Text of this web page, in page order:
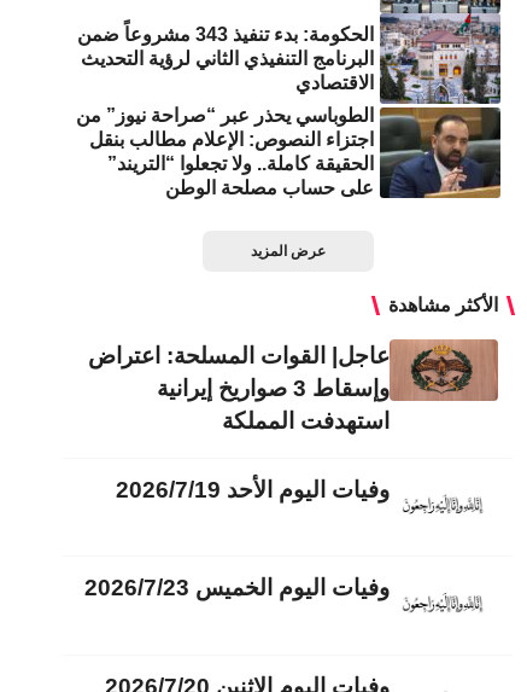
الحكومة: بدء تنفيذ 343 مشروعاً ضمن
البرنامج التنفيذي الثاني لرؤية التحديث
الاقتصادي
الطوباسي يحذر عبر “صراحة نيوز” من
اجتزاء النصوص: الإعلام مطالب بنقل
الحقيقة كاملة.. ولا تجعلوا “التريند”
على حساب مصلحة الوطن
عرض المزيد
الأكثر مشاهدة
عاجل| القوات المسلحة: اعتراض
وإسقاط 3 صواريخ إيرانية
استهدفت المملكة
وفيات اليوم الأحد 2026/7/19
وفيات اليوم الخميس 2026/7/23
وفيات اليوم الاثنين 2026/7/20